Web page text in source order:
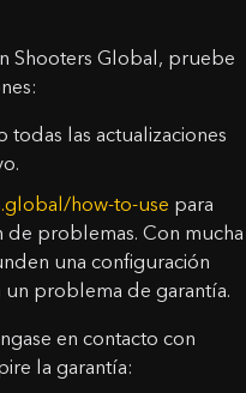
Shooters Global, pruebe
las actualizaciones
how-to-use para
problemas. Con mucha
una configuración
problema de garantía.
en contacto con
la garantía:
de silicona gratis al
el color de la
allí.